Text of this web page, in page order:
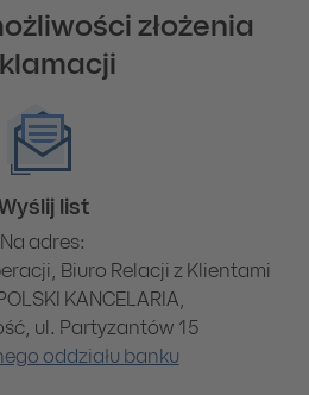
złożenia
Wyślij list
Na adres:
Biuro Relacji z Klientami
KANCELARIA,
ul. Partyzantów 15
oddziału banku